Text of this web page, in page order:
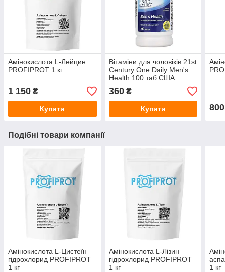
Амінокислота L-Лейцин
PROFIPROT 1 кг
1 150 ₴
Купити
Вітаміни для чоловіків 21st
Century One Daily Men's
Health 100 таб США
360₴
Купити 800
Подібні товари компанії
Амінокислота L-Цистеїн
гідрохлорид PROFIPROT
1 кг
Амінокислота L-Лізин
гідрохлорид PROFIPROT
1 кг
1 кг